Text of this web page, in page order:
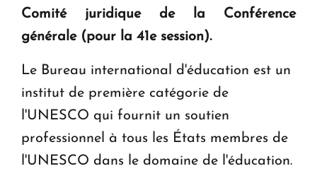
Le premier hôtel Hyatt Regency d'Arménie
Comité juridique de la Conférence
générale (pour la 41e session).
Le Bureau international d'éducation est un
institut de première catégorie de
l'UNESCO qui fournit un soutien
professionnel à tous les États membres de
l'UNESCO dans le domaine de l'éducation.